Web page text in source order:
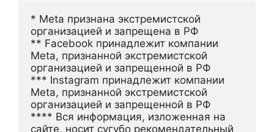
* Meta признана экстремистской
организацией и запрещена в РФ
** Facebook принадлежит компании
Meta, признанной экстремистской
организацией и запрещенной в РФ
*** Instagram принадлежит компании
Meta, признанной экстремистской
организацией и запрещенной в РФ
**** Вся информация, изложенная на
сайте, носит сугубо рекомендательный